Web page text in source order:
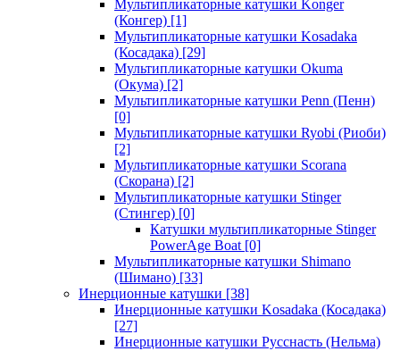
Мультипликаторные катушки Konger
(Конгер) [1]
Мультипликаторные катушки Kosadaka
(Косадака) [29]
Мультипликаторные катушки Okuma
(Окума) [2]
Мультипликаторные катушки Penn (Пенн)
[0]
Мультипликаторные катушки Ryobi (Риоби)
[2]
Мультипликаторные катушки Scorana
(Скорана) [2]
Мультипликаторные катушки Stinger
(Стингер) [0]
Катушки мультипликаторные Stinger
PowerAge Boat [0]
Мультипликаторные катушки Shimano
(Шимано) [33]
Инерционные катушки [38]
Инерционные катушки Kosadaka (Косадака)
[27]
Инерционные катушки Русснасть (Нельма)